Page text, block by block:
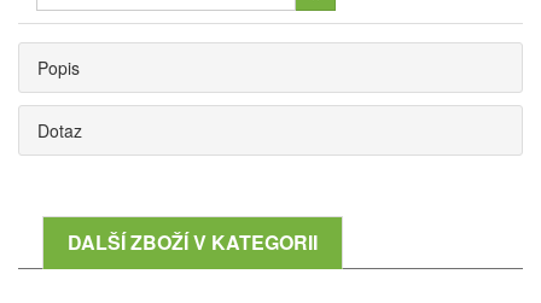
Popis
Dotaz
DALŠÍ ZBOŽÍ V KATEGORII